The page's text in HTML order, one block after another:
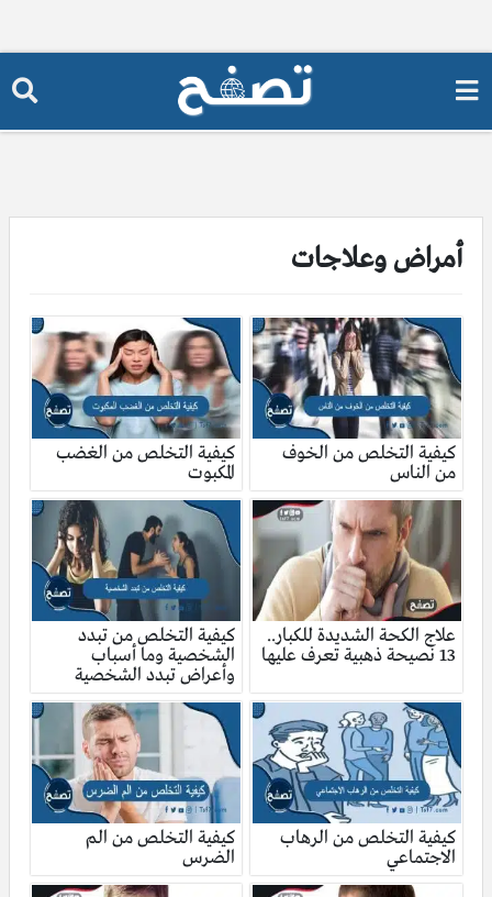
أمراض وعلاجات
كيفية التخلص من الخوف
من الناس
كيفية التخلص من الغضب
المكبوت
علاج الكحة الشديدة للكبار..
13 نصيحة ذهبية تعرف عليها
كيفية التخلص من تبدد
الشخصية وما أسباب
وأعراض تبدد الشخصية
كيفية التخلص من الرهاب
الاجتماعي
كيفية التخلص من الم
الضرس